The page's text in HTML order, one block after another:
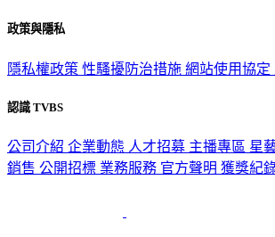
政策與隱私
隱私權政策 性騷擾防治措施 網站使用協定
認識 TVBS
公司介紹 企業動態 人才招募 主播專區 星
銷售 公開招標 業務服務 官方聲明 獲獎紀